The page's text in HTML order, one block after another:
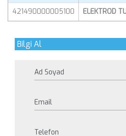
421490000005100
ELEKTROD
Bilgi Al